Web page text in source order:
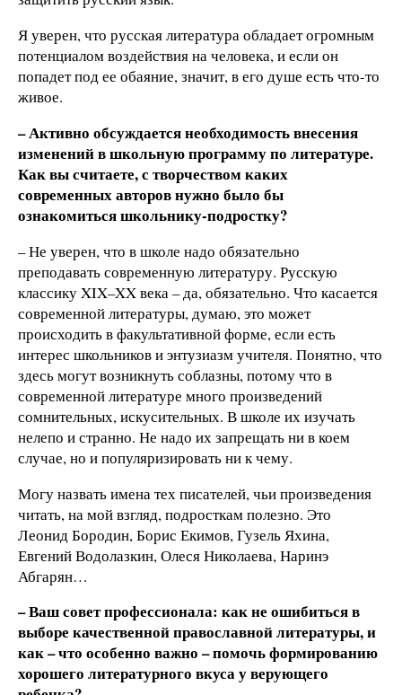
Я уверен, что русская литература обладает огромным
потенциалом воздействия на человека, и если он
попадет под ее обаяние, значит, в его душе есть что-то
живое.
– Активно обсуждается необходимость внесения
изменений в школьную программу по литературе.
Как вы считаете, с творчеством каких
современных авторов нужно было бы
ознакомиться школьнику-подростку?
– Не уверен, что в школе надо обязательно
преподавать современную литературу. Русскую
классику XIX–XX века – да, обязательно. Что касается
современной литературы, думаю, это может
происходить в факультативной форме, если есть
интерес школьников и энтузиазм учителя. Понятно, что
здесь могут возникнуть соблазны, потому что в
современной литературе много произведений
сомнительных, искусительных. В школе их изучать
нелепо и странно. Не надо их запрещать ни в коем
случае, но и популяризировать ни к чему.
Могу назвать имена тех писателей, чьи произведения
читать, на мой взгляд, подросткам полезно. Это
Леонид Бородин, Борис Екимов, Гузель Яхина,
Евгений Водолазкин, Олеся Николаева, Наринэ
Абгарян…
– Ваш совет профессионала: как не ошибиться в
выборе качественной православной литературы, и
как – что особенно важно – помочь формированию
хорошего литературного вкуса у верующего